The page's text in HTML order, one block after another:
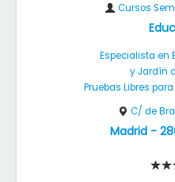
Cursos
Especialista en
y Jardín
Pruebas Libres
C/ de
Madrid-